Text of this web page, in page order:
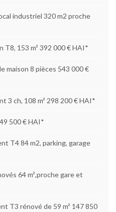
industriel 320 m2 proche
T8, 153 m² 392 000 € HAI*
maison 8 pièces 543 000 €
3 ch, 108 m² 298 200 € HAI*
500 € HAI*
T4 84 m2, parking, garage
64 m²,proche gare et
T3 rénové de 59 m² 147 850